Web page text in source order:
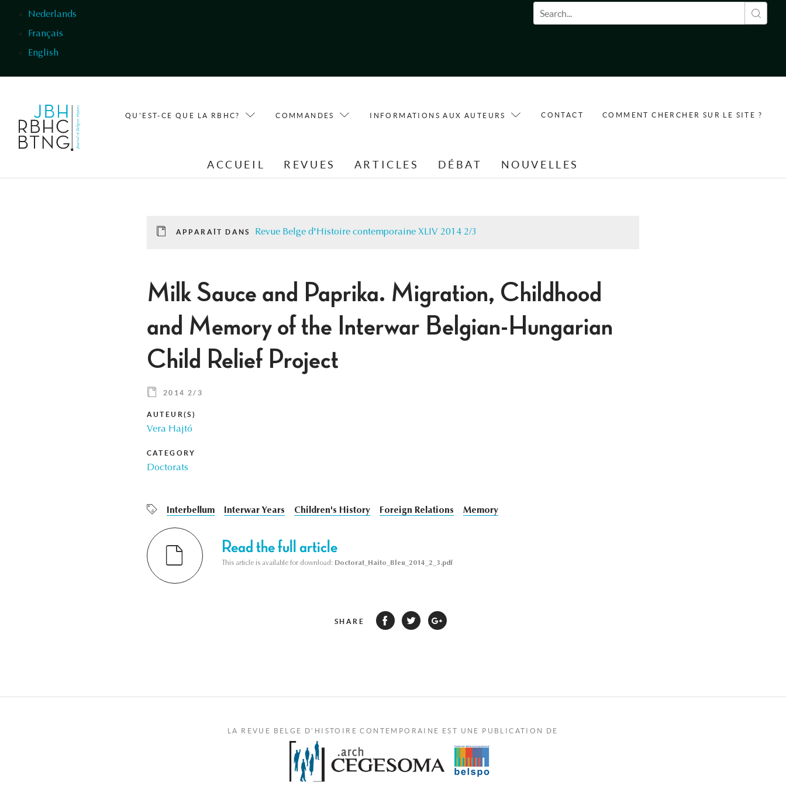
Nederlands
Français
English
Formulaire de recherche
QU'EST-CE QUE LA RBHC? COMMANDES INFORMATIONS AUX AUTEURS CONTACT COMMENT CHERCHER SUR LE SITE ?
ACCUEIL REVUES ARTICLES DÉBAT NOUVELLES
APPARAÎT DANS Revue Belge d'Histoire contemporaine XLIV 2014 2/3
Milk Sauce and Paprika. Migration, Childhood
and Memory of the Interwar Belgian-Hungarian
Child Relief Project
2014 2/3
AUTEUR(S)
Vera Hajtó
CATEGORY
Doctorats
Interbellum Interwar Years Children's History Foreign Relations Memory
Read the full article
This article is available for download: Doctorat_Haito_Bleu_2014_2_3.pdf
SHARE
LA REVUE BELGE D'HISTOIRE CONTEMPORAINE EST UNE PUBLICATION DE